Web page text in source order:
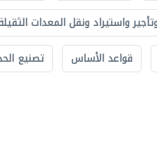
واستيراد ونقل المعدات
قواعد الأساس
تصنيع